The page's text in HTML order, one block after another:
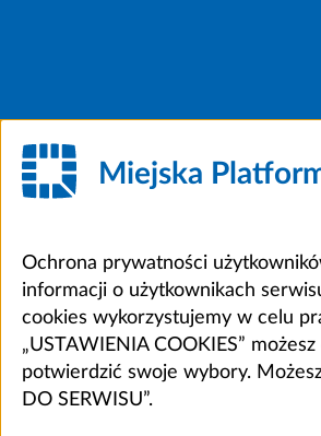
Miejska
Ochrona prywatności
informacji o użytkownikach
cookies wykorzystujemy w celu
„USTAWIENIA COOKIES”
potwierdzić swoje wybory.
DO SERWISU”.